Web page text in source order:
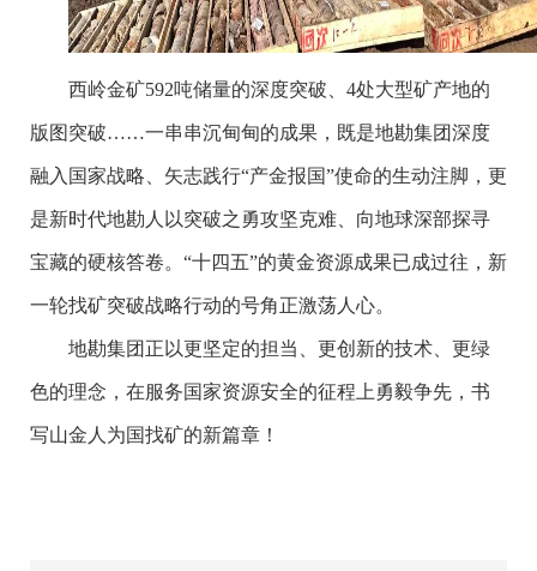
西岭金矿592吨储量的深度突破、4处大型矿产地的
版图突破……一串串沉甸甸的成果，既是地勘集团深度
融入国家战略、矢志践行“产金报国”使命的生动注脚，更
是新时代地勘人以突破之勇攻坚克难、向地球深部探寻
宝藏的硬核答卷。“十四五”的黄金资源成果已成过往，新
一轮找矿突破战略行动的号角正激荡人心。
地勘集团正以更坚定的担当、更创新的技术、更绿
色的理念，在服务国家资源安全的征程上勇毅争先，书
写山金人为国找矿的新篇章！